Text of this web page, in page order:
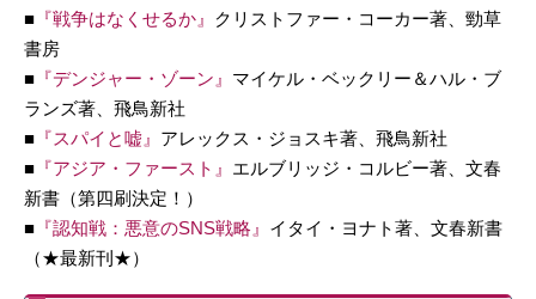
■ 『戦争はなくせるか』 クリストファー・コーカー著、勁草
書房
■ 『デンジャー・ゾーン』 マイケル・ベックリー＆ハル・ブ
ランズ著、飛鳥新社
■ 『スパイと嘘』 アレックス・ジョスキ著、飛鳥新社
■ 『アジア・ファースト』 エルブリッジ・コルビー著、文春
新書（第四刷決定！）
■ 『認知戦：悪意のSNS戦略』 イタイ・ヨナト著、文春新書
（★最新刊★）